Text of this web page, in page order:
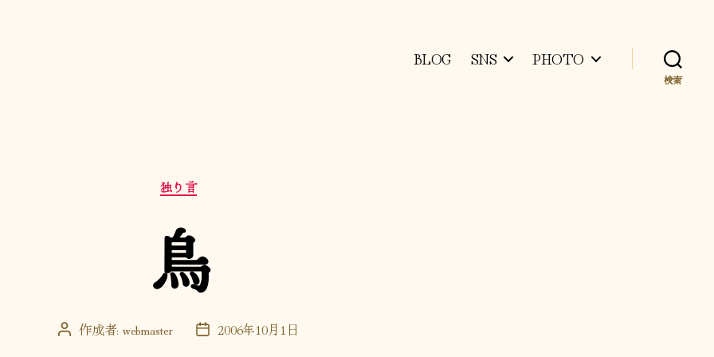
BLOG SNS PHOTO
検索
カ
テ
リ
ー
独り言
鳥
投 作成者: webmaster
投 2006年10月1日